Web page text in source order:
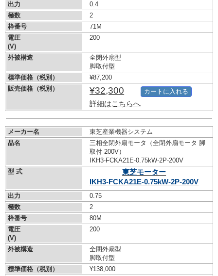
出力
0.4
極数
2
枠番号
71M
電圧
(V)
200
外被構造
全閉外扇型
脚取付型
標準価格（税別）
¥87,200
販売価格（税別）
¥32,300
詳細はこちらへ
カートに入れる
メーカー名
東芝産業機器システム
品名
三相全閉外扇モータ（全閉外扇モータ 脚
取付 200V）
IKH3-FCKA21E-0.75kW-2P-200V
型 式
東芝モーター
IKH3-FCKA21E-0.75kW-2P-200V
出力
0.75
極数
2
枠番号
80M
電圧
(V)
200
外被構造
全閉外扇型
脚取付型
標準価格（税別）
¥138,000